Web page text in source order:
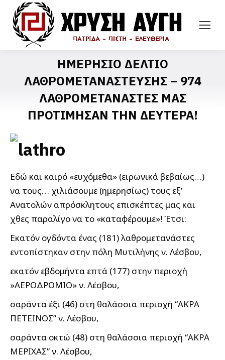
ΗΜΕΡΗΣΙΟ ΔΕΛΤΙΟ
ΛΑΘΡΟΜΕΤΑΝΑΣΤΕΥΣΗΣ – 974
ΛΑΘΡΟΜΕΤΑΝΑΣΤΕΣ ΜΑΣ
ΠΡΟΤΙΜΗΣΑΝ ΤΗΝ ΔΕΥΤΕΡΑ!
Εδώ και καιρό «ευχόμεθα» (ειρωνικά βεβαίως…)
να τους… χιλιάσουμε (ημερησίως) τους εξ’
Ανατολών απρόσκλητους επισκέπτες μας και
χθες παραλίγο να το «καταφέρουμε»! Έτσι:
Εκατόν ογδόντα ένας (181) λαθρομετανάστες
εντοπίστηκαν στην πόλη Μυτιλήνης ν. Λέσβου,
εκατόν εβδομήντα επτά (177) στην περιοχή
»ΑΕΡΟΔΡΟΜΙΟ» ν. Λέσβου,
σαράντα έξι (46) στη θαλάσσια περιοχή “ΑΚΡΑ
ΠΕΤΕΙΝΟΣ” ν. Λέσβου,
σαράντα οκτώ (48) στη θαλάσσια περιοχή “ΑΚΡΑ
ΜΕΡΙΧΑΣ” ν. Λέσβου,